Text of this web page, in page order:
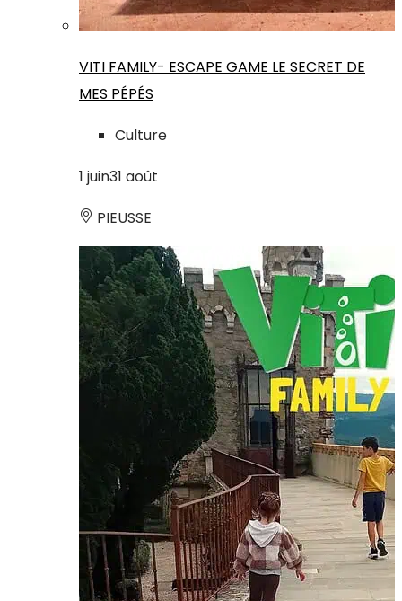
VITI FAMILY- ESCAPE GAME LE SECRET DE
MES PÉPÉS
Culture
1 juin31 août
PIEUSSE